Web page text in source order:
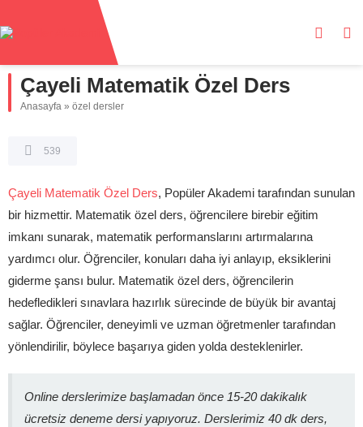
Çayeli Matematik Özel Ders
Anasayfa » özel dersler
539
Çayeli Matematik Özel Ders, Popüler Akademi tarafından sunulan
bir hizmettir. Matematik özel ders, öğrencilere birebir eğitim
imkanı sunarak, matematik performanslarını artırmalarına
yardımcı olur. Öğrenciler, konuları daha iyi anlayıp, eksiklerini
giderme şansı bulur. Matematik özel ders, öğrencilerin
hedefledikleri sınavlara hazırlık sürecinde de büyük bir avantaj
sağlar. Öğrenciler, deneyimli ve uzman öğretmenler tarafından
yönlendirilir, böylece başarıya giden yolda desteklenirler.
Online derslerimize başlamadan önce 15-20 dakikalık
ücretsiz deneme dersi yapıyoruz. Derslerimiz 40 dk ders,